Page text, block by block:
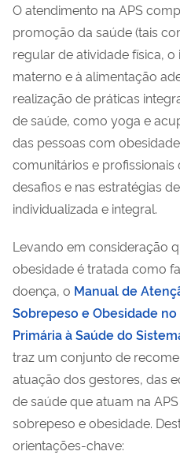
O atendimento na APS
promoção da saúde (tais
regular de atividade física,
materno e à alimentação
realização de práticas
de saúde, como yoga e
das pessoas com
comunitários e
desafios e nas estratégias
individualizada e integral.
Levando em consideração
obesidade é tratada como
doença, o Manual de
Sobrepeso e Obesidade
Primária à Saúde do
traz um conjunto de
atuação dos gestores, das
de saúde que atuam na
sobrepeso e obesidade.
orientações-chave: